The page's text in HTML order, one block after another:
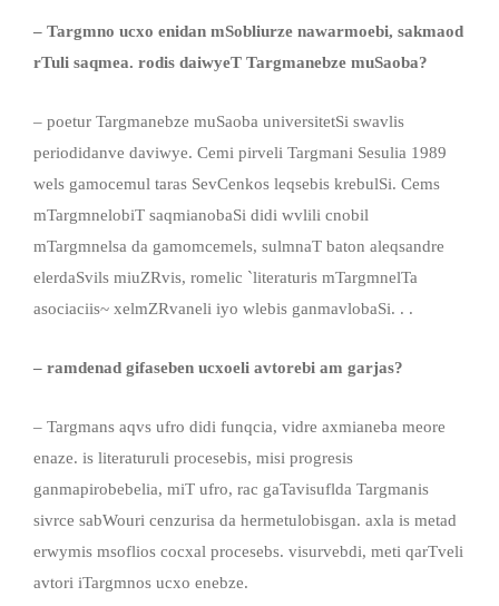
– Targmno ucxo enidan mSobliurze nawarmoebi, sakmaod
rTuli saqmea. rodis daiwyeT Targmanebze muSaoba?
– poetur Targmanebze muSaoba universitetSi swavlis
periodidanve daviwye. Cemi pirveli Targmani Sesulia 1989
wels gamocemul taras SevCenkos leqsebis krebulSi. Cems
mTargmnelobiT saqmianobaSi didi wvlili cnobil
mTargmnelsa da gamomcemels, sulmnaT baton aleqsandre
elerdaSvils miuZRvis, romelic `literaturis mTargmnelTa
asociaciis~ xelmZRvaneli iyo wlebis ganmavlobaSi. . .
– ramdenad gifaseben ucxoeli avtorebi am garjas?
– Targmans aqvs ufro didi funqcia, vidre axmianeba meore
enaze. is literaturuli procesebis, misi progresis
ganmapirobebelia, miT ufro, rac gaTavisuflda Targmanis
sivrce sabWouri cenzurisa da hermetulobisgan. axla is metad
erwymis msoflios cocxal procesebs. visurvebdi, meti qarTveli
avtori iTargmnos ucxo enebze.